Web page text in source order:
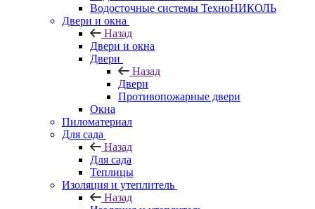
Водосточные системы ТехноНИКОЛЬ
Двери и окна
Назад
Двери и окна
Двери
Назад
Двери
Противопожарные двери
Окна
Пиломатериал
Для сада
Назад
Для сада
Теплицы
Изоляция и утеплитель
Назад